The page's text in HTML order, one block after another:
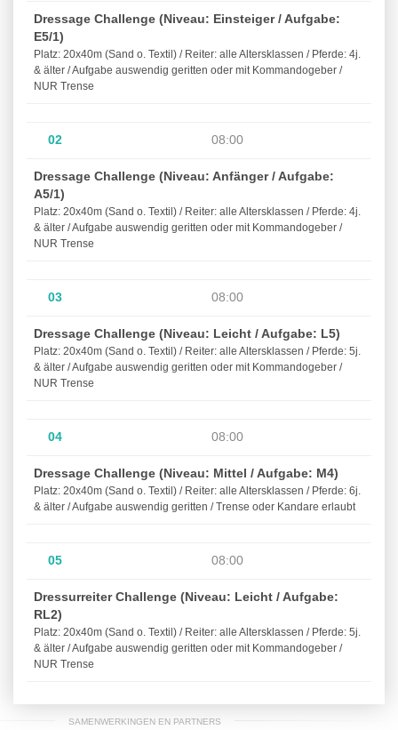
Dressage Challenge (Niveau: Einsteiger / Aufgabe:
E5/1)
Platz: 20x40m (Sand o. Textil) / Reiter: alle Altersklassen / Pferde: 4j.
& älter / Aufgabe auswendig geritten oder mit Kommandogeber /
NUR Trense
02 08:00
Dressage Challenge (Niveau: Anfänger / Aufgabe:
A5/1)
Platz: 20x40m (Sand o. Textil) / Reiter: alle Altersklassen / Pferde: 4j.
& älter / Aufgabe auswendig geritten oder mit Kommandogeber /
NUR Trense
03 08:00
Dressage Challenge (Niveau: Leicht / Aufgabe: L5)
Platz: 20x40m (Sand o. Textil) / Reiter: alle Altersklassen / Pferde: 5j.
& älter / Aufgabe auswendig geritten oder mit Kommandogeber /
NUR Trense
04 08:00
Dressage Challenge (Niveau: Mittel / Aufgabe: M4)
Platz: 20x40m (Sand o. Textil) / Reiter: alle Altersklassen / Pferde: 6j.
& älter / Aufgabe auswendig geritten / Trense oder Kandare erlaubt
05 08:00
Dressurreiter Challenge (Niveau: Leicht / Aufgabe:
RL2)
Platz: 20x40m (Sand o. Textil) / Reiter: alle Altersklassen / Pferde: 5j.
& älter / Aufgabe auswendig geritten oder mit Kommandogeber /
NUR Trense
SAMENWERKINGEN EN PARTNERS